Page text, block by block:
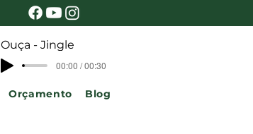
Ouça - Jingle
00:00 / 00:30
Orçamento Blog